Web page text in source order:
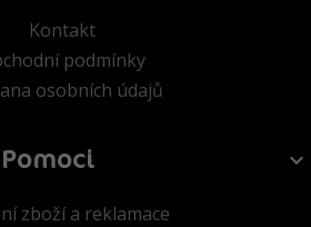
Kontakt
podmínky
osobních údajů
Pomoci
zboží a reklamace